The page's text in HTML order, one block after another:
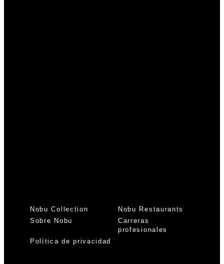
Nobu Collection
Nobu Restaurants
Sobre Nobu
Carreras
profesionales
Política de privacidad